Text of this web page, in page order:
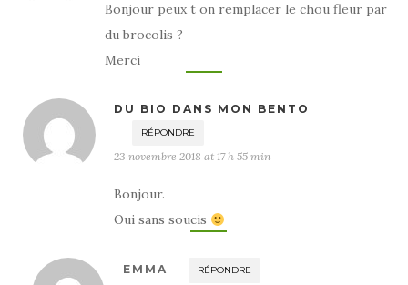
Bonjour peux t on remplacer le chou fleur par
du brocolis ?
Merci
DU BIO DANS MON BENTO
RÉPONDRE
23 novembre 2018 at 17 h 55 min
Bonjour.
Oui sans soucis
EMMA RÉPONDRE